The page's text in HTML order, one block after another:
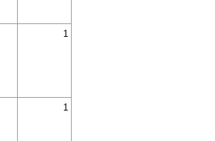
1
1